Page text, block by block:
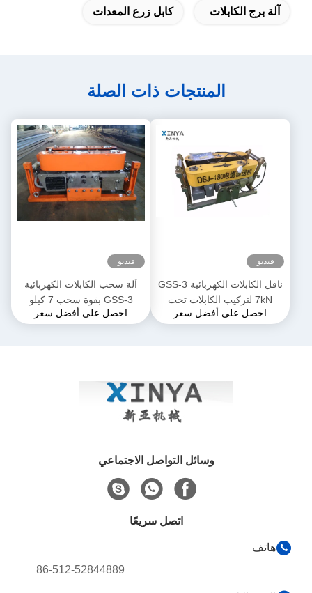
آلة برج الكابلات كابل زرع المعدات
المنتجات ذات الصلة
فيديو
ناقل الكابلات الكهربائية GSS-3
7kN لتركيب الكابلات تحت
الأرض
احصل على أفضل سعر
فيديو
آلة سحب الكابلات الكهربائية
GSS-3 بقوة سحب 7 كيلو
نيوتن، معتمدة من CE وتصميم
احصل على أفضل سعر
وسائل التواصل الاجتماعي
اتصل سريعًا
هاتف
86-512-52844889